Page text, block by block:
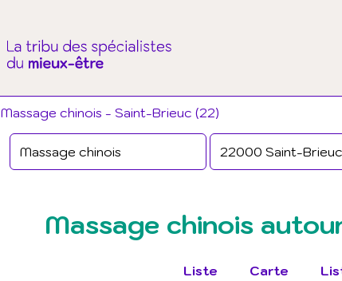
Massage chinois - Saint-Brieuc (22)
Massage chinois
Liste Carte